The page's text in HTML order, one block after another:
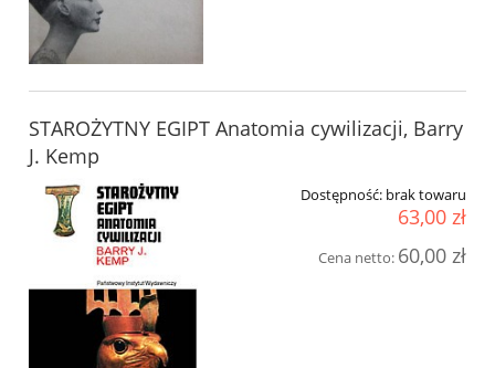
STAROŻYTNY EGIPT Anatomia cywilizacji, Barry
J. Kemp
Dostępność: brak towaru
63,00 zł
Cena netto: 60,00 zł